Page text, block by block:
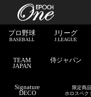
プロ野球
BASEBALL
Jリーグ
J.LEAGUE
TEAM
JAPAN
侍ジャパン
Signature
DECO
限定商品
ホロスペク